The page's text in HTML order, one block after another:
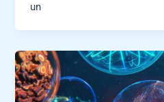
un